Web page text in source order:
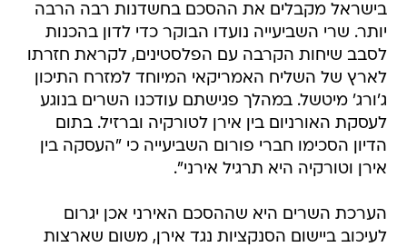
בישראל מקבלים את ההסכם בחשדנות רבה הרבה
יותר. שרי השביעייה נועדו הבוקר כדי לדון בהכנות
לסבב שיחות הקרבה עם הפלסטינים, לקראת חזרתו
לארץ של השליח האמריקאי המיוחד למזרח התיכון
ג'ורג' מיטשל. במהלך פגישתם עודכנו השרים בנוגע
לעסקת האורניום בין אירן לטורקיה וברזיל. בתום
הדיון הסכימו חברי פורום השביעייה כי "העסקה בין
אירן וטורקיה היא תרגיל אירני".
הערכת השרים היא שההסכם האירני אכן יגרום
לעיכוב ביישום הסנקציות נגד אירן, משום שארצות